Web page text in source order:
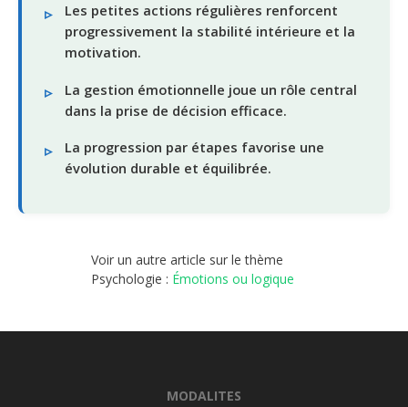
Les petites actions régulières renforcent
progressivement la stabilité intérieure et la
motivation.
La gestion émotionnelle joue un rôle central
dans la prise de décision efficace.
La progression par étapes favorise une
évolution durable et équilibrée.
Voir un autre article sur le thème
Psychologie : Émotions ou logique
MODALITES